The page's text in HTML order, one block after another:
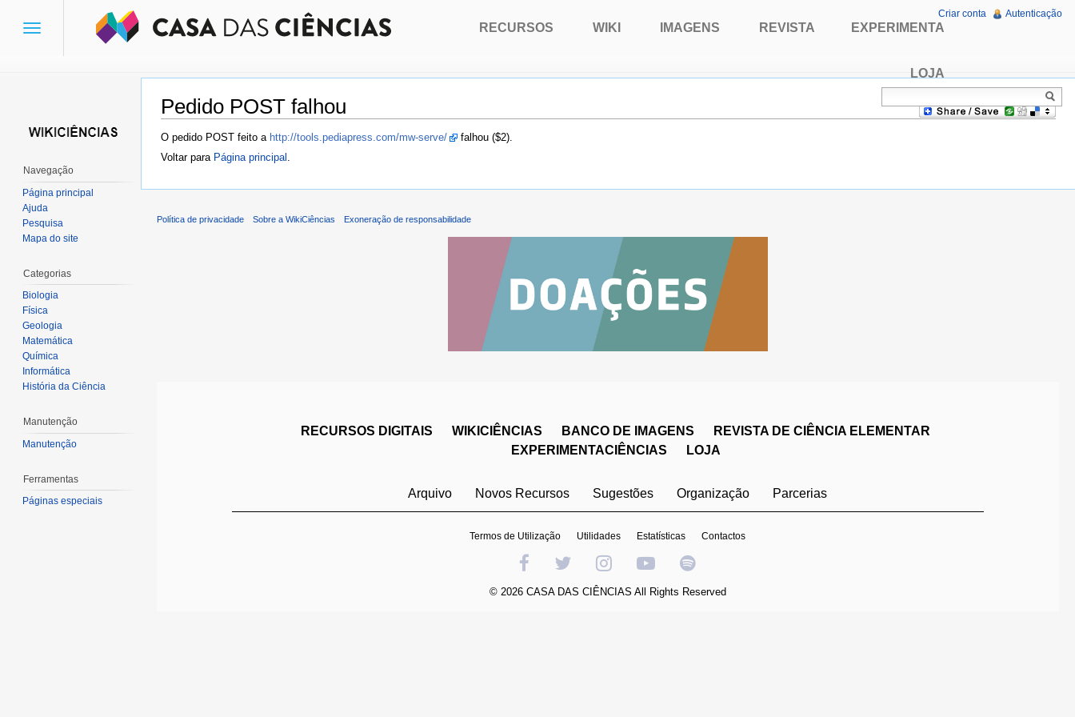
Pedido POST falhou
Ir para:navegação,pesquisa
O pedido POST feito a http://tools.pediapress.com/mw-serve/
falhou ($2).
Voltar para Página principal
Toggle
RECURSOS WIKI IMAGENS REVISTA EXPERIMENTA
LOJA
Criar conta Autenticação
Navegação
Página principal
Ajuda
Pesquisa
Mapa do site
Categorias
Biologia
Física
Geologia
Matemática
Química
Informática
História da Ciência
Manutenção
Manutenção
Ferramentas
Páginas especiais
Política de privacidade Sobre a WikiCiências Exoneração de responsabilidade
RECURSOS DIGITAIS WIKICIÊNCIAS BANCO DE IMAGENS
REVISTA DE CIÊNCIA ELEMENTAR
EXPERIMENTACIÊNCIAS
LOJA
Arquivo Novos Recursos Sugestões Organização Parcerias
Termos de Utilização Utilidades Estatísticas Contactos
© 2026 CASA DAS CIÊNCIAS All Rights Reserved